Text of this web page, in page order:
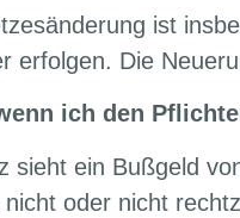
ist
erfolgen. Die
ich den
sieht ein Bußgeld
oder nicht